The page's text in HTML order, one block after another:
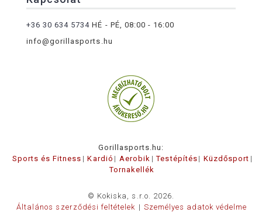
+36 30 634 5734 HÉ - PÉ, 08:00 - 16:00
info@gorillasports.hu
Gorillasports.hu:
Sports és Fitness
Kardió Aerobik Testépítés
Küzdősport
Tornakellék
© Kokiska, s.r.o. 2026.
Általános szerződési feltételek
Személyes adatok védelme